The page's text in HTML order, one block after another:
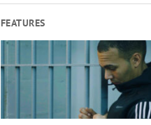
FEATURES